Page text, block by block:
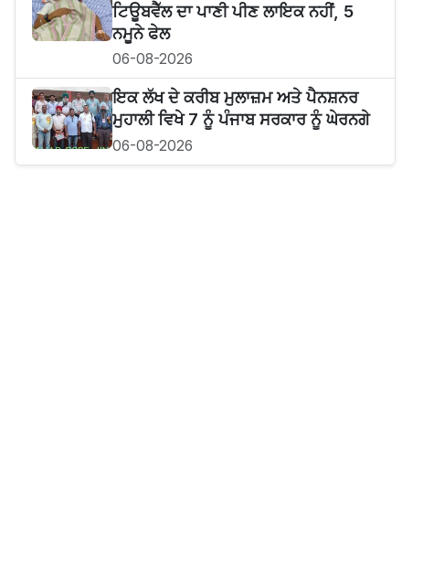
ਟਿਊਬਵੈੱਲ ਦਾ ਪਾਣੀ ਪੀਣ ਲਾਇਕ ਨਹੀਂ, 5
ਨਮੂਨੇ ਫੇਲ
06-08-2026
ਇਕ ਲੱਖ ਦੇ ਕਰੀਬ ਮੁਲਾਜ਼ਮ ਅਤੇ ਪੈਨਸ਼ਨਰ
ਮੁਹਾਲੀ ਵਿਖੇ 7 ਨੂੰ ਪੰਜਾਬ ਸਰਕਾਰ ਨੂੰ ਘੇਰਨਗੇ
06-08-2026